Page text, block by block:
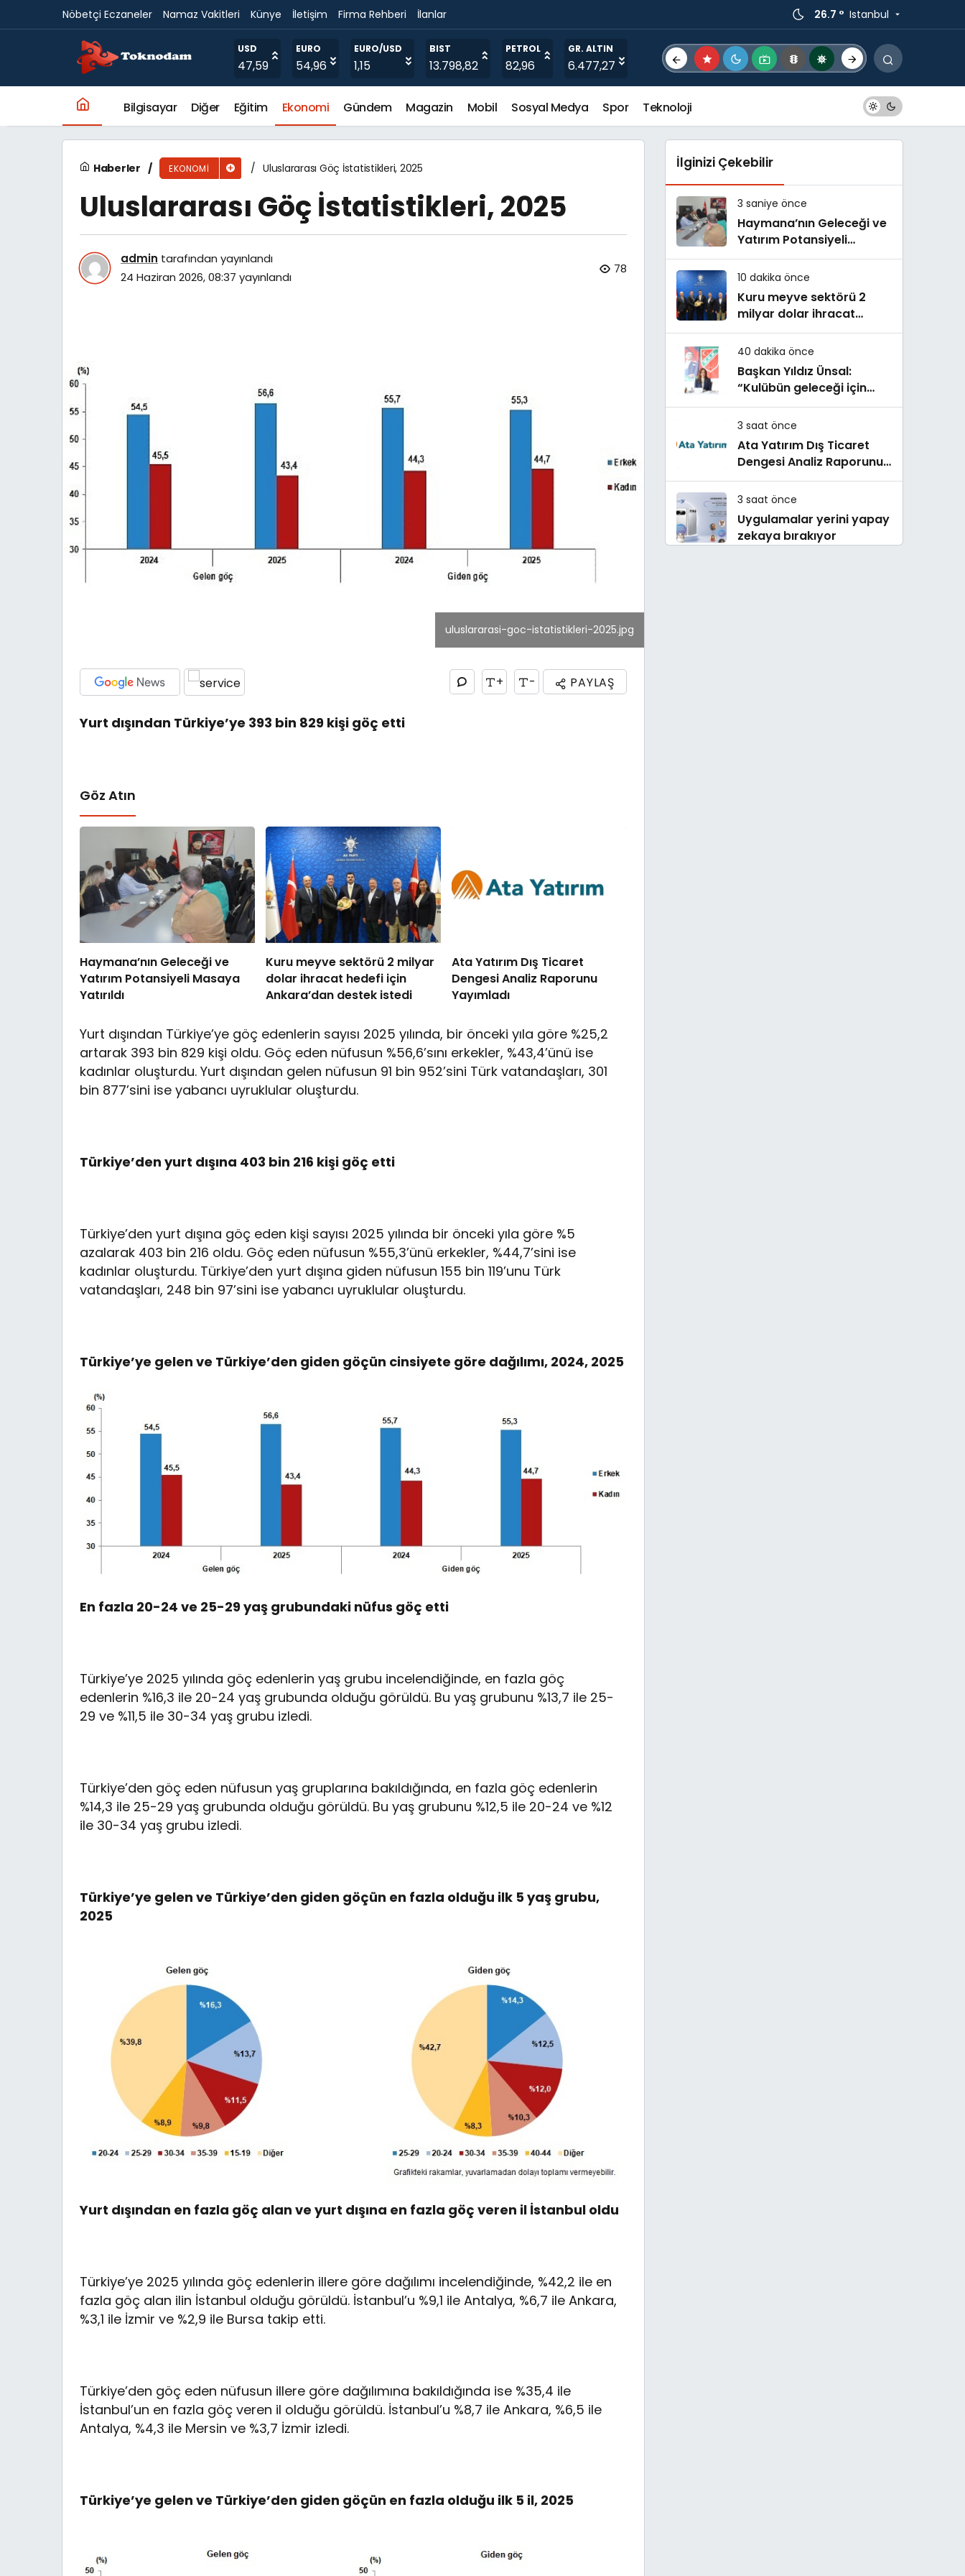
Nöbetçi Eczaneler Namaz Vakitleri Künye İletişim Firma Rehberi İlanlar 26.7 ° Istanbul
USD
47,59
EURO
54,96
EURO/USD
1,15
BIST
13.798,82
PETROL
82,96
GR. ALTIN
6.477,27
Bilgisayar Diğer Eğitim Ekonomi Gündem Magazin Mobil Sosyal Medya Spor Teknoloji
Haberler EKONOMI Uluslararası Göç İstatistikleri, 2025
Uluslararası Göç İstatistikleri, 2025
admin tarafından yayınlandı
24 Haziran 2026, 08:37 yayınlandı
78
uluslararasi-goc-istatistikleri-2025.jpg
+ - PAYLAŞ
Yurt dışından Türkiye’ye 393 bin 829 kişi göç etti
Göz Atın
Haymana’nın Geleceği ve
Yatırım Potansiyeli Masaya
Yatırıldı
Kuru meyve sektörü 2 milyar
dolar ihracat hedefi için
Ankara’dan destek istedi
Ata Yatırım Dış Ticaret
Dengesi Analiz Raporunu
Yayımladı
Yurt dışından Türkiye’ye göç edenlerin sayısı 2025 yılında, bir önceki yıla göre %25,2
artarak 393 bin 829 kişi oldu. Göç eden nüfusun %56,6’sını erkekler, %43,4’ünü ise
kadınlar oluşturdu. Yurt dışından gelen nüfusun 91 bin 952’sini Türk vatandaşları, 301
bin 877’sini ise yabancı uyruklular oluşturdu.
Türkiye’den yurt dışına 403 bin 216 kişi göç etti
Türkiye’den yurt dışına göç eden kişi sayısı 2025 yılında bir önceki yıla göre %5
azalarak 403 bin 216 oldu. Göç eden nüfusun %55,3’ünü erkekler, %44,7’sini ise
kadınlar oluşturdu. Türkiye’den yurt dışına giden nüfusun 155 bin 119’unu Türk
vatandaşları, 248 bin 97’sini ise yabancı uyruklular oluşturdu.
Türkiye’ye gelen ve Türkiye’den giden göçün cinsiyete göre dağılımı, 2024, 2025
En fazla 20-24 ve 25-29 yaş grubundaki nüfus göç etti
Türkiye’ye 2025 yılında göç edenlerin yaş grubu incelendiğinde, en fazla göç
edenlerin %16,3 ile 20-24 yaş grubunda olduğu görüldü. Bu yaş grubunu %13,7 ile 25-
29 ve %11,5 ile 30-34 yaş grubu izledi.
Türkiye’den göç eden nüfusun yaş gruplarına bakıldığında, en fazla göç edenlerin
%14,3 ile 25-29 yaş grubunda olduğu görüldü. Bu yaş grubunu %12,5 ile 20-24 ve %12
ile 30-34 yaş grubu izledi.
Türkiye’ye gelen ve Türkiye’den giden göçün en fazla olduğu ilk 5 yaş grubu,
2025
Yurt dışından en fazla göç alan ve yurt dışına en fazla göç veren il İstanbul oldu
Türkiye’ye 2025 yılında göç edenlerin illere göre dağılımı incelendiğinde, %42,2 ile en
fazla göç alan ilin İstanbul olduğu görüldü. İstanbul’u %9,1 ile Antalya, %6,7 ile Ankara,
%3,1 ile İzmir ve %2,9 ile Bursa takip etti.
Türkiye’den göç eden nüfusun illere göre dağılımına bakıldığında ise %35,4 ile
İstanbul’un en fazla göç veren il olduğu görüldü. İstanbul’u %8,7 ile Ankara, %6,5 ile
Antalya, %4,3 ile Mersin ve %3,7 İzmir izledi.
Türkiye’ye gelen ve Türkiye’den giden göçün en fazla olduğu ilk 5 il, 2025
Uluslararası Göç İstatistikleri, 2025
İlginizi Çekebilir
3 saniye önce
Haymana’nın Geleceği ve
Yatırım Potansiyeli
Masaya Yatırıldı
10 dakika önce
Kuru meyve sektörü 2
milyar dolar ihracat
hedefi için Ankara’dan
destek istedi
40 dakika önce
Başkan Yıldız Ünsal:
“Kulübün geleceği için
ortak irade oluşturulmalı”
3 saat önce
Ata Yatırım Dış Ticaret
Dengesi Analiz Raporunu
Yayımladı
3 saat önce
Uygulamalar yerini yapay
zekaya bırakıyor